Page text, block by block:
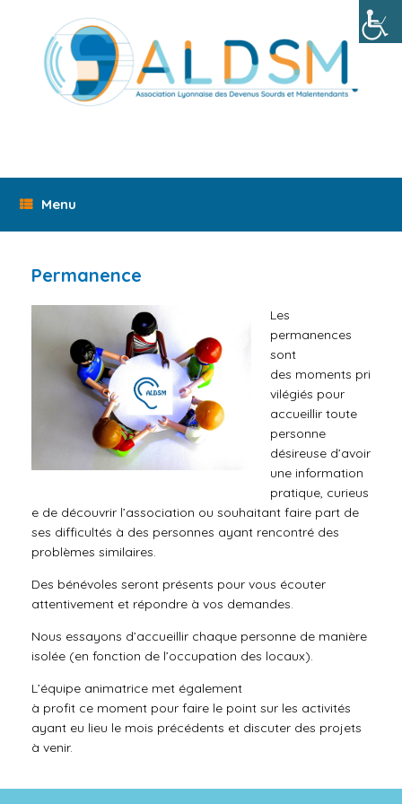
Menu
Permanence
Les
permanences
sont
des moments pri
vilégiés pour
accueillir toute
personne
désireuse d’avoir
une information
pratique, curieus
e de découvrir l’association ou souhaitant faire part de
ses difficultés à des personnes ayant rencontré des
problèmes similaires.
Des bénévoles seront présents pour vous écouter
attentivement et répondre à vos demandes.
Nous essayons d’accueillir chaque personne de manière
isolée (en fonction de l’occupation des locaux).
L’équipe animatrice met également
à profit ce moment pour faire le point sur les activités
ayant eu lieu le mois précédents et discuter des projets
à venir.